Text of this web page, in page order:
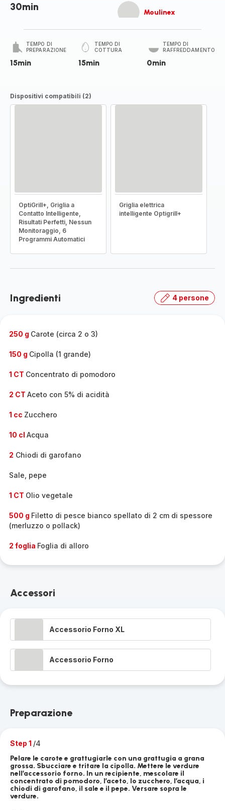
30min Moulinex
TEMPO DI
PREPARAZIONE
15min
TEMPO DI
COTTURA
15min
TEMPO DI
RAFFREDDAMENTO
0min
Dispositivi compatibili (2)
OptiGrill+, Griglia a
Contatto Intelligente,
Risultati Perfetti, Nessun
Monitoraggio, 6
Programmi Automatici
Griglia elettrica
intelligente Optigrill+
Ingredienti 4 persone
250 g Carote (circa 2 o 3)
150 g Cipolla (1 grande)
1 CT Concentrato di pomodoro
2 CT Aceto con 5% di acidità
1 cc Zucchero
10 cl Acqua
2 Chiodi di garofano
Sale, pepe
1 CT Olio vegetale
500 g Filetto di pesce bianco spellato di 2 cm di spessore
(merluzzo o pollack)
2 foglia Foglia di alloro
Accessori
Accessorio Forno XL
Accessorio Forno
Preparazione
Step 1 /4
Pelare le carote e grattugiarle con una grattugia a grana
grossa. Sbucciare e tritare la cipolla. Mettere le verdure
nell’accessorio forno. In un recipiente, mescolare il
concentrato di pomodoro, l’aceto, lo zucchero, l’acqua, i
chiodi di garofano, il sale e il pepe. Versare sopra le
verdure.